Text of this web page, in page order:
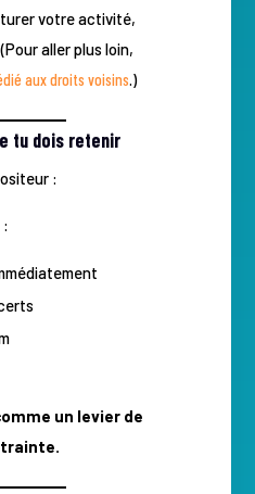
votre activité,
aller plus loin,
aux droits voisins.)
tu dois retenir
:
un levier de